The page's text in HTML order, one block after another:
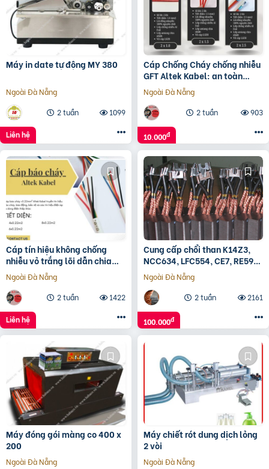
Máy in date tự động MY 380
Ngoài Đà Nẵng
2 tuần
1099
Liên hệ
Cáp Chống Cháy chống nhiễu
GFT Altek Kabel: an toàn
trong nhiệt độ cao
Ngoài Đà Nẵng
2 tuần
903
10.000đ
Cáp tín hiệu không chống
nhiễu vỏ trắng lõi dẫn chia
màu
Ngoài Đà Nẵng
2 tuần
1422
Liên hệ
Cung cấp chổi than K14Z3,
NCC634, LFC554, CE7, RE59…
Ngoài Đà Nẵng
2 tuần
2161
100.000đ
Máy đóng gói màng co 400 x
200
Ngoài Đà Nẵng
Máy chiết rót dung dịch lỏng
2 vòi
Ngoài Đà Nẵng